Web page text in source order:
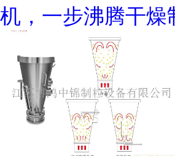
机，一步沸腾干燥